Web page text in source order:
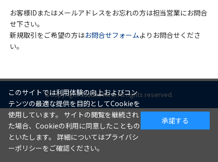
お客様IDまたはメールアドレスをお忘れの方は担当営業にお問合
せ下さい。
新規取引をご希望の方はお問合せフォームよりお問合せくださ
い。
©Copyright Suzuka Mirai All rights reserved.
このサイトでは利用体験の向上およびコン
テンツの最適な提供を目的としてCookieを
使用しています。 サイトの閲覧を継続され
た場合、Cookieの利用に同意したこともの
といたします。 詳細についてはプライバシ
ーポリシーをご確認ください。
承諾する